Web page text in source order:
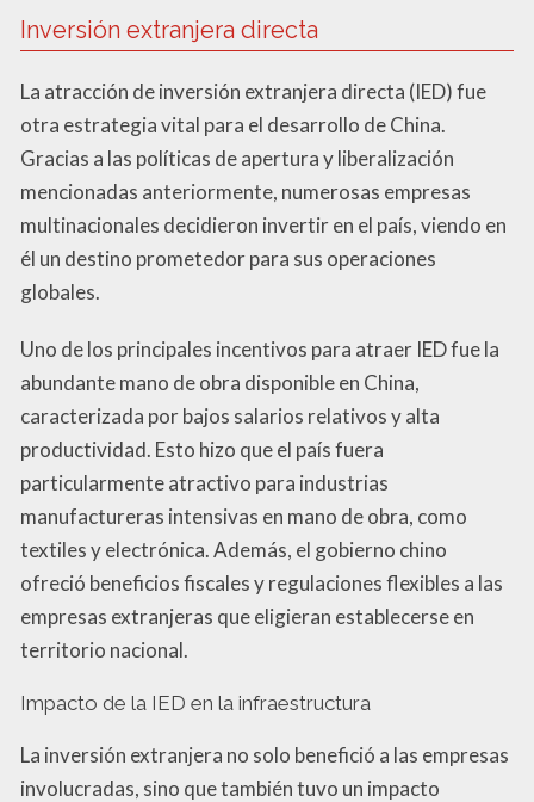
Inversión extranjera directa
La atracción de inversión extranjera directa (IED) fue
otra estrategia vital para el desarrollo de China.
Gracias a las políticas de apertura y liberalización
mencionadas anteriormente, numerosas empresas
multinacionales decidieron invertir en el país, viendo en
él un destino prometedor para sus operaciones
globales.
Uno de los principales incentivos para atraer IED fue la
abundante mano de obra disponible en China,
caracterizada por bajos salarios relativos y alta
productividad. Esto hizo que el país fuera
particularmente atractivo para industrias
manufactureras intensivas en mano de obra, como
textiles y electrónica. Además, el gobierno chino
ofreció beneficios fiscales y regulaciones flexibles a las
empresas extranjeras que eligieran establecerse en
territorio nacional.
Impacto de la IED en la infraestructura
La inversión extranjera no solo benefició a las empresas
involucradas, sino que también tuvo un impacto